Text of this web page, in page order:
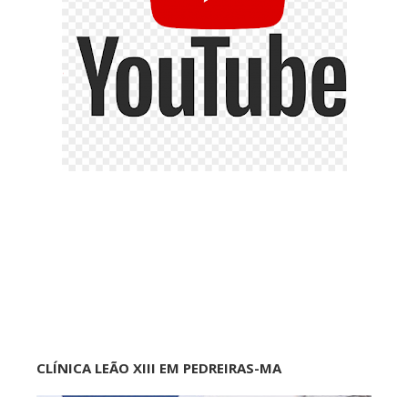
CLÍNICA LEÃO XIII EM PEDREIRAS-MA